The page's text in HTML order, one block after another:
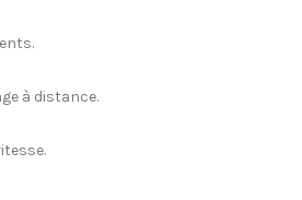
à distance.